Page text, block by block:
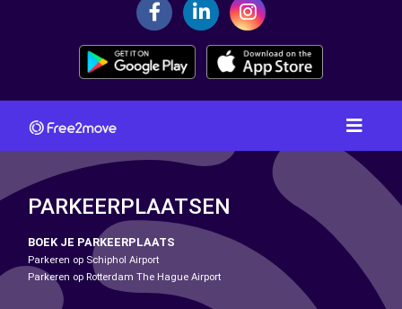
PARKEERPLAATSEN
BOEK JE PARKEERPLAATS
Parkeren op Schiphol Airport
Parkeren op Rotterdam The Hague Airport